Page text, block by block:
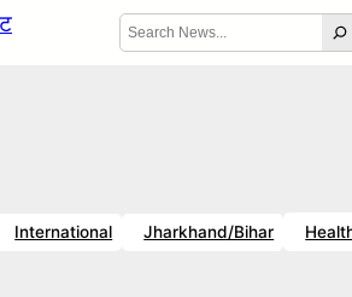
Search
International Jharkhand/Bihar